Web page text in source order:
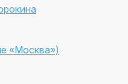
«Москва»)